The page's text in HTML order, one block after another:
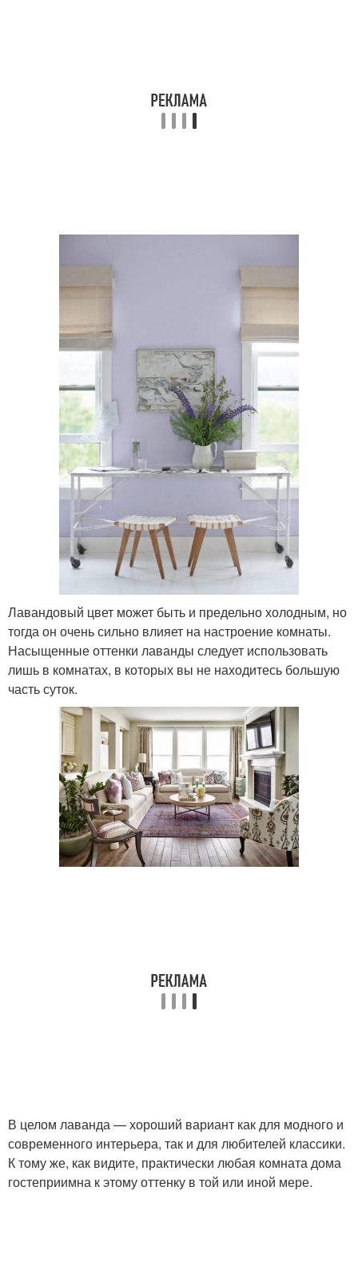
Лавандовый цвет может быть и предельно холодным, но
тогда он очень сильно влияет на настроение комнаты.
Насыщенные оттенки лаванды следует использовать
лишь в комнатах, в которых вы не находитесь большую
часть суток.
В целом лаванда — хороший вариант как для модного и
современного интерьера, так и для любителей классики.
К тому же, как видите, практически любая комната дома
гостеприимна к этому оттенку в той или иной мере.